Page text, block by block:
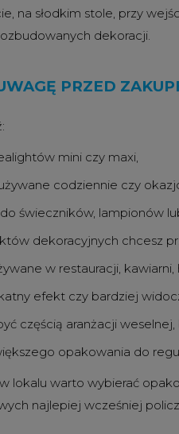
na słodkim stole, przy
dekoracji.
PRZED
mini czy maxi,
codziennie czy
świeczników, lampionów
dekoracyjnych chcesz
w restauracji,
efekt czy bardziej
częścią aranżacji
opakowania do
lokalu warto wybierać
najlepiej wcześniej